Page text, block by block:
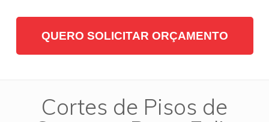
QUERO SOLICITAR ORÇAMENTO
Cortes de Pisos de